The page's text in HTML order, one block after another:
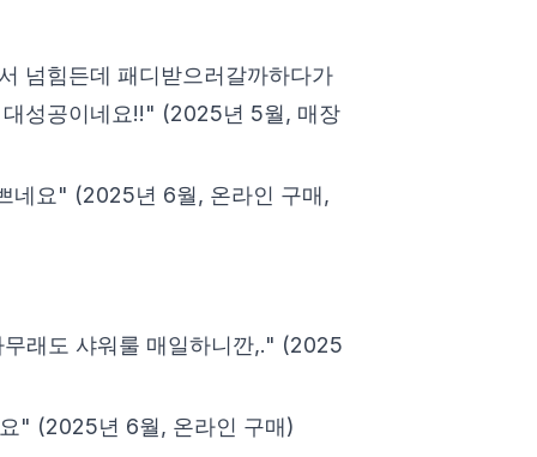
넘힘든데 패디받으러갈까하다가
성공이네요!!" (2025년 5월, 매장
네요" (2025년 6월, 온라인 구매,
래도 샤워룰 매일하니깐,." (2025
" (2025년 6월, 온라인 구매)